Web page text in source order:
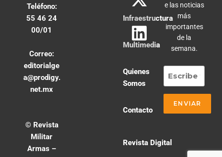
Teléfono:
55 46 24
00/01
Correo:
editorialge
a@prodigy.
net.mx
© Revista
Militar
Armas –
Infraestructura
Multimedia
Quienes
Somos
Contacto
Revista Digital
e las noticias
más
importantes
de la
semana.